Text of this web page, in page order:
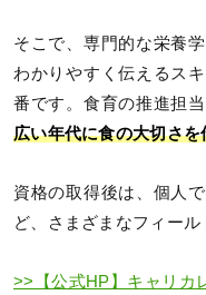
そこで、専門的な栄養
わかりやすく伝えるス
番です。食育の推進担
広い年代に食の大切さを
資格の取得後は、個人
ど、さまざまなフィール
>>【公式HP】キャリカ